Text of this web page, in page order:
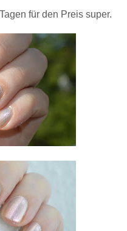
für den Preis super.